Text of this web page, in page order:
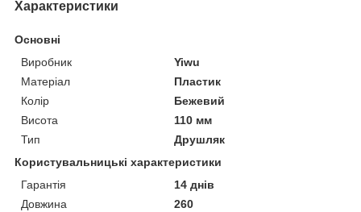
Характеристики
Основні
Виробник
Yiwu
Матеріал
Пластик
Колір
Бежевий
Висота
110 мм
Тип
Друшляк
Користувальницькі характеристики
Гарантія
14 днів
Довжина
260